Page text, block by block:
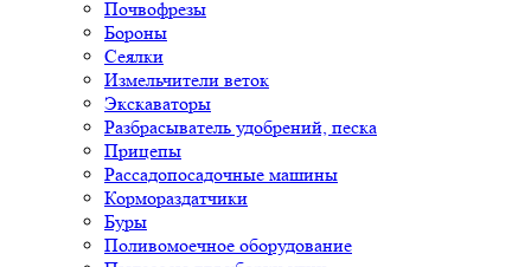
Почвофрезы
Бороны
Сеялки
Измельчители веток
Экскаваторы
Разбрасыватель удобрений, песка
Прицепы
Рассадопосадочные машины
Кормораздатчики
Буры
Поливомоечное оборудование